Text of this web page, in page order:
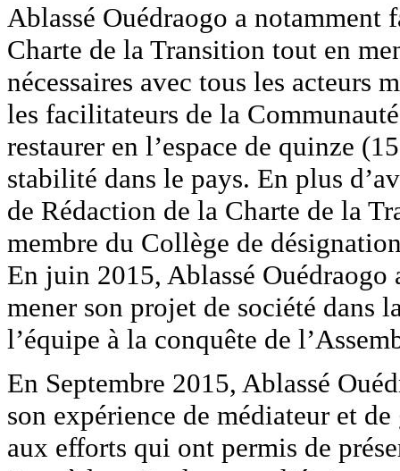
Ablassé Ouédraogo a
Charte de la Transition tout en
nécessaires avec tous les acteurs
les facilitateurs de la
restaurer en l’espace de quinze
stabilité dans le pays. En plus
de Rédaction de la Charte de la
membre du Collège de
En juin 2015, Ablassé
mener son projet de société dans
l’équipe à la conquête de
En Septembre 2015, Ablassé
son expérience de médiateur et
aux efforts qui ont permis de